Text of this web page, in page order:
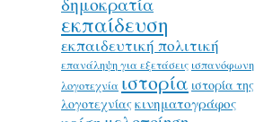
εκπαίδευση
εκπαιδευτική πολιτική
επανάληψη για εξετάσεις ισπανόφωνη
λογοτεχνία ιστορία ιστορία της
λογοτεχνίαςκινηματογράφος